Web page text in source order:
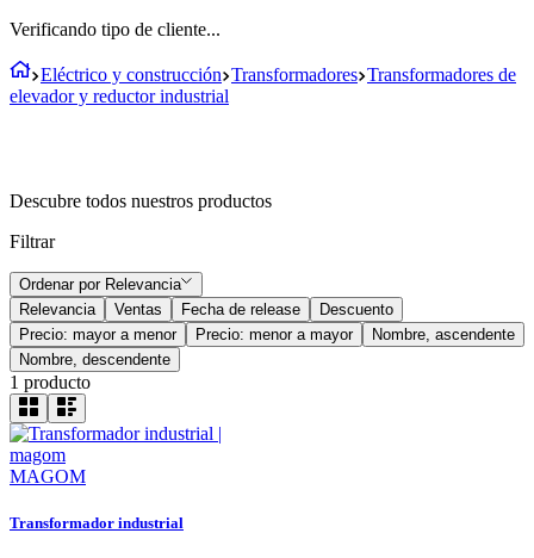
Verificando tipo de cliente...
Eléctrico y construcción Transformadores Transformadores de
elevador y reductor industrial
Descubre todos nuestros productos
Filtrar
Ordenar por Relevancia
Relevancia
Ventas Fecha de release
Descuento
Precio: mayor a menor
Precio: menor a mayor
Nombre, ascendente
Nombre, descendente
1 producto
MAGOM
Transformador industrial